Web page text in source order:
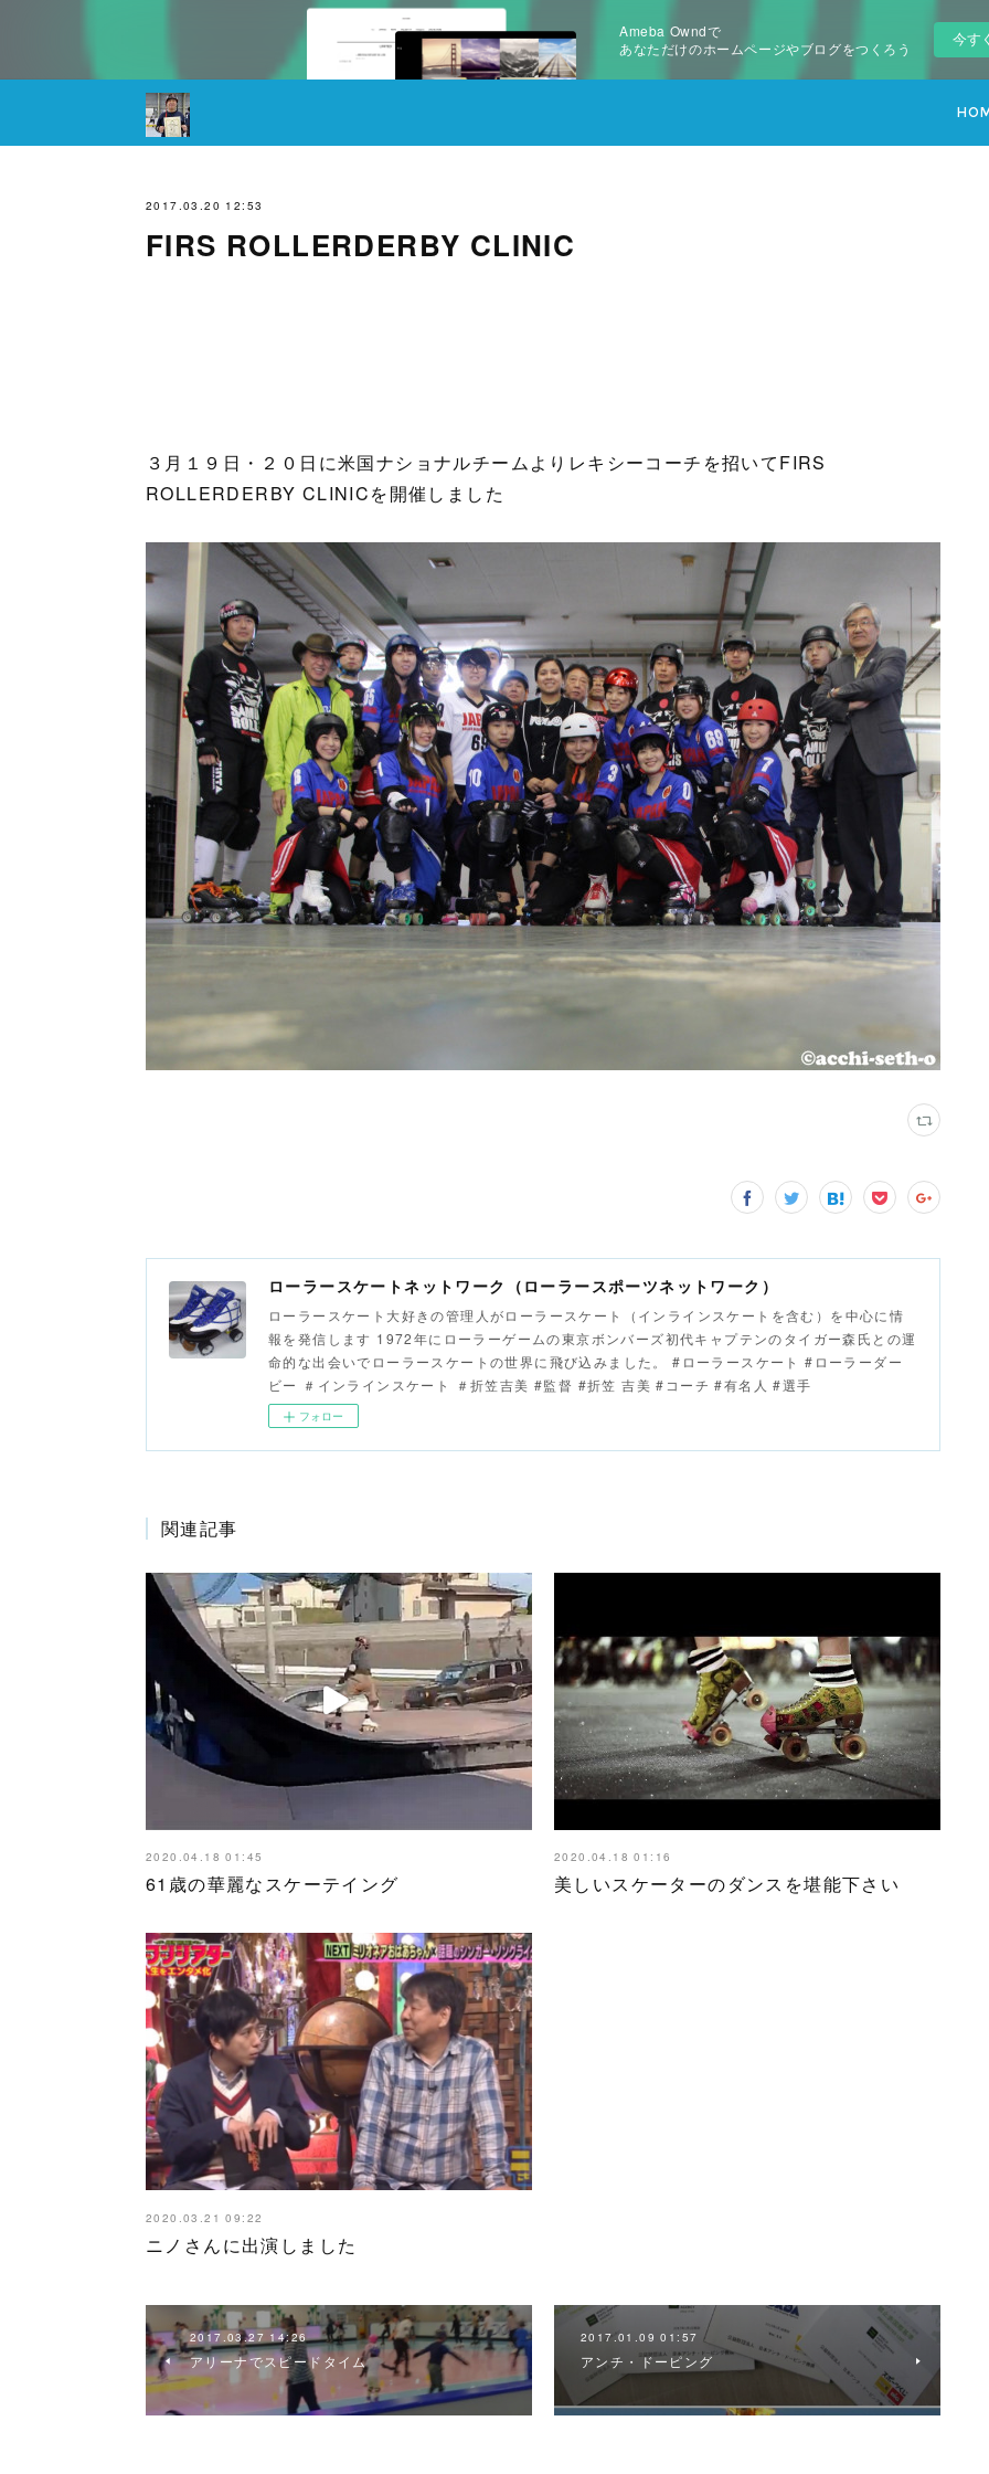
Ameba Owndで
あなただけのホームページやブログをつくろう
今す
2017.03.20 12:53
FIRS ROLLERDERBY CLINIC
３月１９日・２０日に米国ナショナルチームよりレキシーコーチを招いてFIRS
ROLLERDERBY CLINICを開催しました
ローラースケートネットワーク（ローラースポーツネットワーク）
ローラースケート大好きの管理人がローラースケート（インラインスケートを含む）を中心に情
報を発信します 1972年にローラーゲームの東京ボンバーズ初代キャプテンのタイガー森氏との運
命的な出会いでローラースケートの世界に飛び込みました。 #ローラースケート #ローラーダー
ビー ＃インラインスケート ＃折笠吉美 #監督 #折笠 吉美 #コーチ #有名人 #選手
フォロー
関連記事
2020.04.18 01:45
61歳の華麗なスケーテイング
2020.04.18 01:16
美しいスケーターのダンスを堪能下さい
2020.03.21 09:22
ニノさんに出演しました
2017.03.27 14:26
アリーナでスピードタイム
2017.01.09 01:57
アンチ・ドーピング